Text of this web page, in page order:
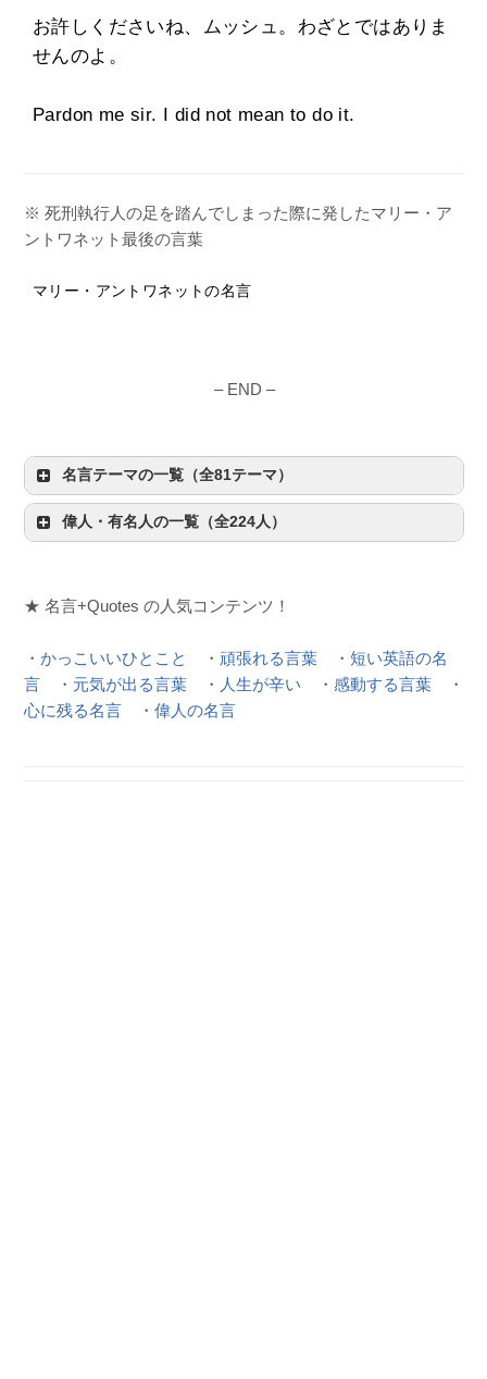
お許しくださいね、ムッシュ。わざとではありま
せんのよ。
Pardon me sir. I did not mean to do it.
※ 死刑執行人の足を踏んでしまった際に発したマリー・ア
ントワネット最後の言葉
マリー・アントワネットの名言
– END –
名言テーマの一覧（全81テーマ）
偉人・有名人の一覧（全224人）
★ 名言+Quotes の人気コンテンツ！
・ かっこいいひとこと ・ 頑張れる言葉 ・ 短い英語の名
言 ・ 元気が出る言葉 ・ 人生が辛い ・ 感動する言葉 ・
心に残る名言 ・ 偉人の名言